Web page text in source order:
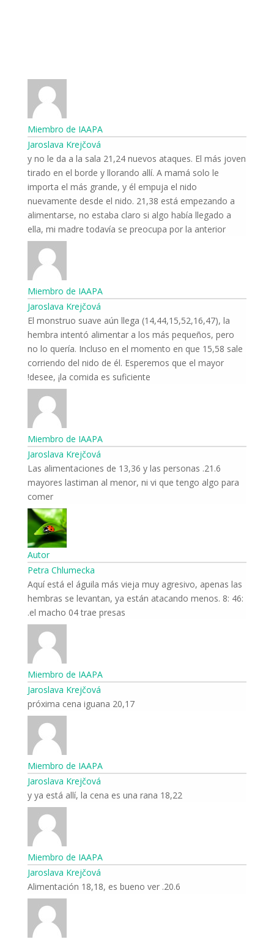
Miembro de IAAPA
Jaroslava Krejčová
y no le da a la sala 21,24 nuevos ataques. El más joven
tirado en el borde y llorando allí. A mamá solo le
importa el más grande, y él empuja el nido
nuevamente desde el nido. 21,38 está empezando a
alimentarse, no estaba claro si algo había llegado a
ella, mi madre todavía se preocupa por la anterior
Miembro de IAAPA
Jaroslava Krejčová
El monstruo suave aún llega (14,44,15,52,16,47), la
hembra intentó alimentar a los más pequeños, pero
no lo quería. Incluso en el momento en que 15,58 sale
corriendo del nido de él. Esperemos que el mayor
desee, ¡la comida es suficiente!
Miembro de IAAPA
Jaroslava Krejčová
21.6. Las alimentaciones de 13,36 y las personas
mayores lastiman al menor, ni vi que tengo algo para
comer
Autor
Petra Chlumecka
Aquí está el águila más vieja muy agresivo, apenas las
hembras se levantan, ya están atacando menos. 8: 46:
el macho 04 trae presas.
Miembro de IAAPA
Jaroslava Krejčová
20,17 próxima cena iguana
Miembro de IAAPA
Jaroslava Krejčová
18,22 y ya está allí, la cena es una rana
Miembro de IAAPA
Jaroslava Krejčová
20.6. Alimentación 18,18, es bueno ver